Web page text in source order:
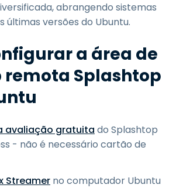
abrangendo sistemas
últimas versões do Ubuntu.
a área de
Splashtop
avaliação gratuita do Splashtop
- não é necessário cartão de
Streamer no computador Ubuntu